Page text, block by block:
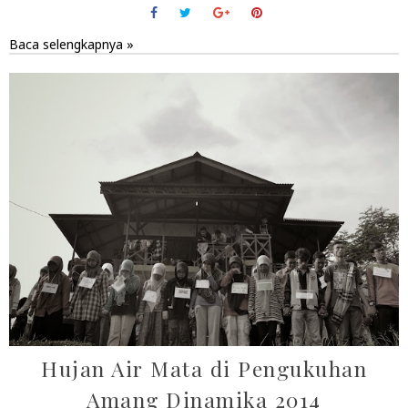
Baca selengkapnya »
Hujan Air Mata di Pengukuhan
Amang Dinamika 2014